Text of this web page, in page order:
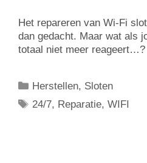
Het repareren van Wi-Fi
dan gedacht. Maar wat als
totaal niet meer reageert…?
Herstellen, Sloten
24/7, Reparatie,WIFI